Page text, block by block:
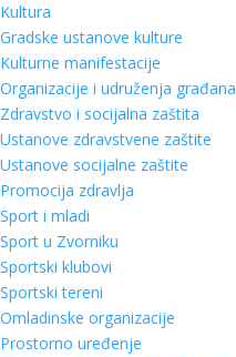
Kultura
Gradske ustanove kulture
Kulturne manifestacije
Organizacije i udruženja građana
Zdravstvo i socijalna zaštita
Ustanove zdravstvene zaštite
Ustanove socijalne zaštite
Promocija zdravlja
Sport i mladi
Sport u Zvorniku
Sportski klubovi
Sportski tereni
Omladinske organizacije
Prostorno uređenje